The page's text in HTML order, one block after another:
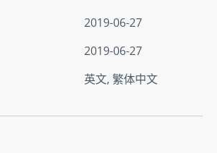
2019-06-27
2019-06-27
英文, 繁体中文